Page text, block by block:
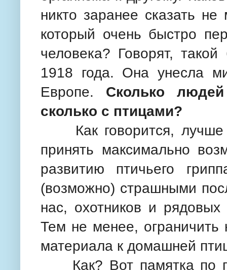
никто заранее сказать
который очень быстро
человека? Говорят,
1918 года. Она унесла
Европе. Сколько
сколько с птицами?
Как говорится, лучше
принять максимально
развитию птичьего
(возможно) страшными
нас, охотников и
Тем не менее, ограничить
материала к домашней
Как? Вот памятка по